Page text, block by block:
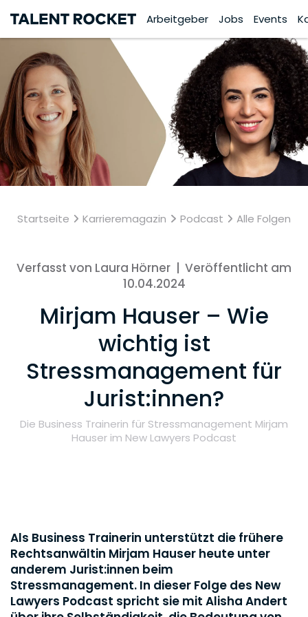
Arbeitgeber Jobs Events
Startseite Karrieremagazin Podcast Alle Folgen
Verfasst von Laura Hörner | Veröffentlicht am
10.04.2024
Mirjam Hauser – Wie
wichtig ist
Stressmanagement für
Jurist:innen?
Die Business Trainerin für Stressmanagement Mirjam
Hauser im New Lawyers Podcast
Als Business Trainerin unterstützt die frühere
Rechtsanwältin Mirjam Hauser heute unter
anderem Jurist:innen beim
Stressmanagement. In dieser Folge des New
Lawyers Podcast spricht sie mit Alisha Andert